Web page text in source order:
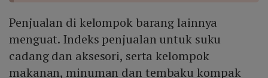
Penjualan di kelompok barang lainnya
menguat. Indeks penjualan untuk suku
cadang dan aksesori, serta kelompok
makanan, minuman dan tembaku kompak